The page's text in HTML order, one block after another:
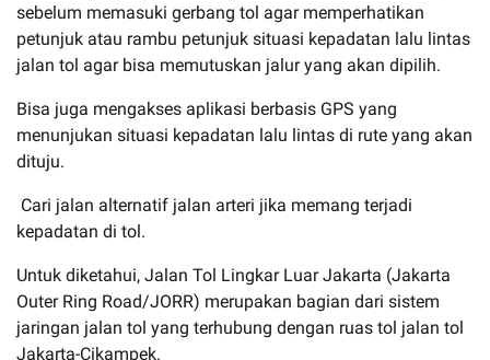
sebelum memasuki gerbang tol agar memperhatikan
petunjuk atau rambu petunjuk situasi kepadatan lalu lintas
jalan tol agar bisa memutuskan jalur yang akan dipilih.
Bisa juga mengakses aplikasi berbasis GPS yang
menunjukan situasi kepadatan lalu lintas di rute yang akan
dituju.
Cari jalan alternatif jalan arteri jika memang terjadi
kepadatan di tol.
Untuk diketahui, Jalan Tol Lingkar Luar Jakarta (Jakarta
Outer Ring Road/JORR) merupakan bagian dari sistem
jaringan jalan tol yang terhubung dengan ruas tol jalan tol
Jakarta-Cikampek.